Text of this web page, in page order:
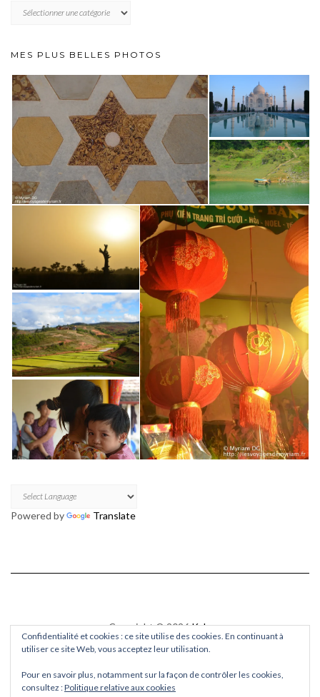
MES PLUS BELLES PHOTOS
Powered by Translate
Copyright © 2026Kale
Kaleby LyraThemes.com.
Confidentialité et cookies : ce site utilise des cookies. En continuant à
utiliser ce site Web, vous acceptez leur utilisation.
Pour en savoir plus, notamment sur la façon de contrôler les cookies,
consultez :Politique relative aux cookies